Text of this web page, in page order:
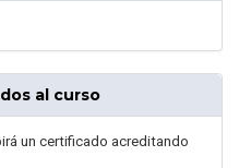
al curso
un certificado acreditando